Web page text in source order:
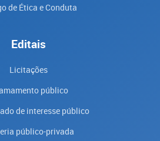
de Ética e Conduta
Editais
Licitações
público
de interesse público
público-privada